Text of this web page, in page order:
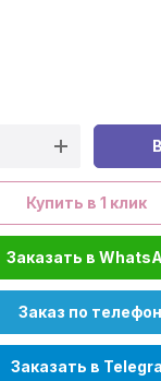
Купить в 1 клик
Заказать в
Заказ по
Заказать в